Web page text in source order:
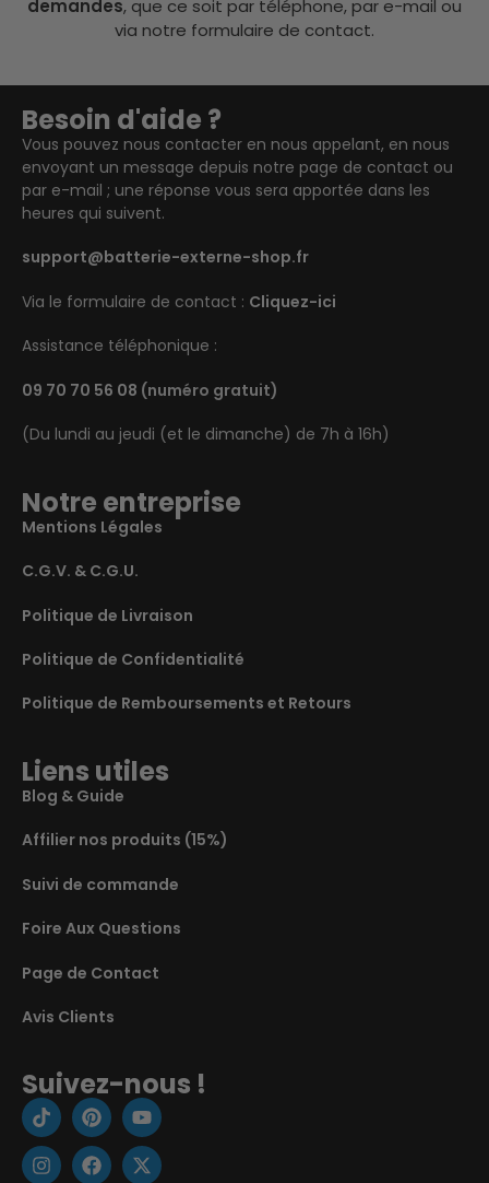
demandes, que ce soit par téléphone, par e-mail ou
via notre formulaire de contact.
Besoin d'aide ?
Vous pouvez nous contacter en nous appelant, en nous
envoyant un message depuis notre page de contact ou
par e-mail ; une réponse vous sera apportée dans les
heures qui suivent.
support@batterie-externe-shop.fr
Via le formulaire de contact : Cliquez-ici
Assistance téléphonique :
09 70 70 56 08 (numéro gratuit)
(Du lundi au jeudi (et le dimanche) de 7h à 16h)
Notre entreprise
Mentions Légales
C.G.V. & C.G.U.
Politique de Livraison
Politique de Confidentialité
Politique de Remboursements et Retours
Liens utiles
Blog & Guide
Affilier nos produits (15%)
Suivi de commande
Foire Aux Questions
Page de Contact
Avis Clients
Suivez-nous !